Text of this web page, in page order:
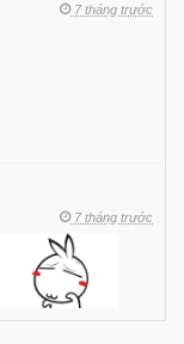
7 tháng trước
7 tháng trước